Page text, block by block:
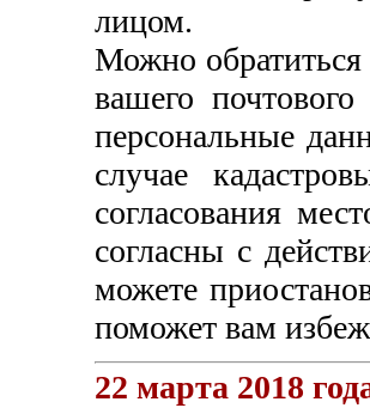
лицом.
Можно
вашего
персональные
случае
согласования
согласны с
можете
поможет вам
22 марта 2018